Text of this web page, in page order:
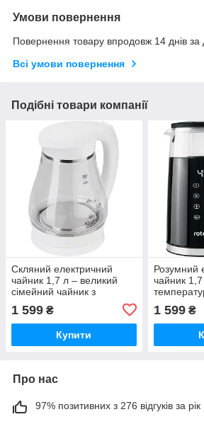
Умови повернення
Повернення товару впродовж 14 днів за
Всі умови повернення
Подібні товари компанії
Скляний електричний
чайник 1,7 л – великий
сімейний чайник з
1 599 ₴
Купити
Розумний
чайник
1 599₴
Про нас
97% позитивних з 276 відгуків за рік